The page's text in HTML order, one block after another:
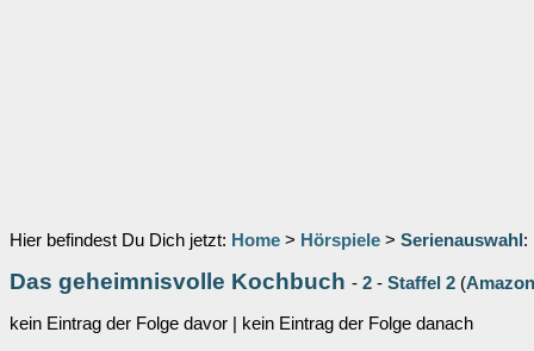
Hier befindest Du Dich jetzt: Home > Hörspiele > Serienauswahl :
Das geheimnisvolle Kochbuch - 2 - Staffel 2 (
kein Eintrag der Folge davor | kein Eintrag der Folge danach